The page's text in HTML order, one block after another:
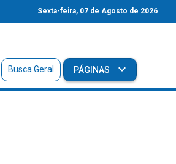
Sexta-feira, 07 de Agosto de 2026
Busca Geral PÁGINAS